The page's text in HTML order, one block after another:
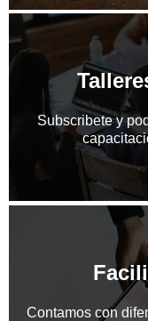
Subscribete y
Contamos con